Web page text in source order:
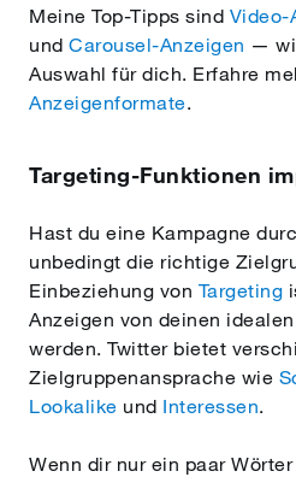
Meine Top-Tipps sind Video-
und Carousel-Anzeigen —
Auswahl für dich. Erfahre
Anzeigenformate.
Targeting-Funktionen
Hast du eine Kampagne
unbedingt die richtige
Einbeziehung von Targeting
Anzeigen von deinen
werden. Twitter bietet
Zielgruppenansprache wie
Lookalike und Interessen.
Wenn dir nur ein paar